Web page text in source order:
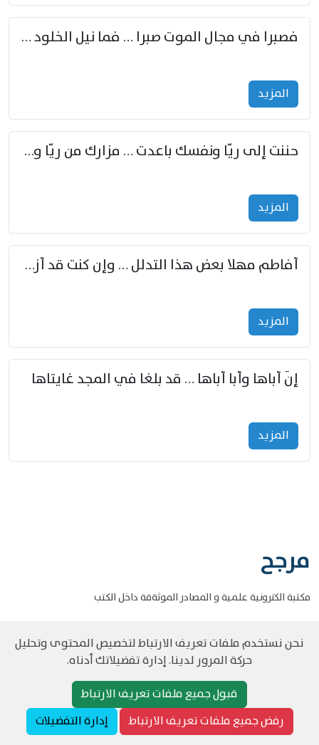
فصبرا في مجال الموت صبرا … فما نيل الخلود بمستطاع
المزید
حننت إلى ريّا ونفسك باعدت … مزارك من ريّا وشعباكما معا
المزید
أفاطم مهلا بعض هذا التدلل … وإن كنت قد أزمعت صرمي فأجملي
المزید
إنّ أباها وأبا أباها … قد بلغا في المجد غايتاها
المزید
مرجح
مكتبة الكترونية علمية و المصادر الموثةقة داخل الكتب
حقوق الطبع والنشر مرجح جميع الحقوق محفوظةسياسة و الخصوصية
نحن نستخدم ملفات تعريف الارتباط لتخصيص المحتوى وتحليل
حركة المرور لدينا. إدارة تفضيلاتك أدناه.
قبول جميع ملفات تعريف الارتباط
رفض جميع ملفات تعريف الارتباط
إدارة التفضيلات